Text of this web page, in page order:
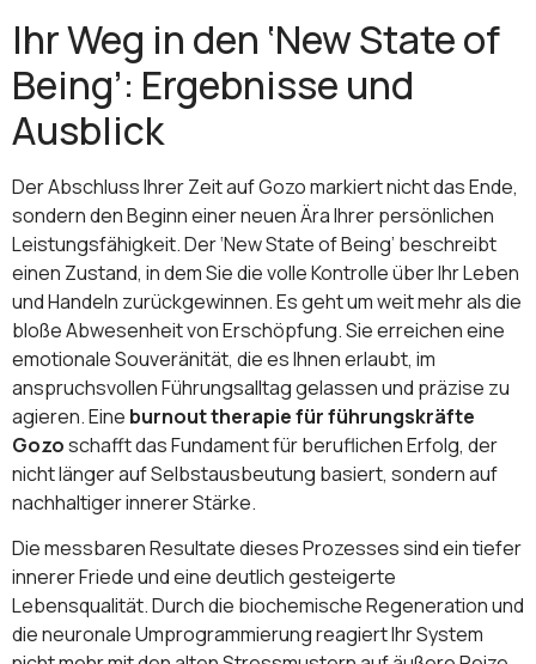
Ihr Weg in den ‘New State of
Being’: Ergebnisse und
Ausblick
Der Abschluss Ihrer Zeit auf Gozo markiert nicht das Ende,
sondern den Beginn einer neuen Ära Ihrer persönlichen
Leistungsfähigkeit. Der ‘New State of Being’ beschreibt
einen Zustand, in dem Sie die volle Kontrolle über Ihr Leben
und Handeln zurückgewinnen. Es geht um weit mehr als die
bloße Abwesenheit von Erschöpfung. Sie erreichen eine
emotionale Souveränität, die es Ihnen erlaubt, im
anspruchsvollen Führungsalltag gelassen und präzise zu
agieren. Eine burnout therapie für führungskräfte
Gozoschafft das Fundament für beruflichen Erfolg, der
nicht länger auf Selbstausbeutung basiert, sondern auf
nachhaltiger innerer Stärke.
Die messbaren Resultate dieses Prozesses sind ein tiefer
innerer Friede und eine deutlich gesteigerte
Lebensqualität. Durch die biochemische Regeneration und
die neuronale Umprogrammierung reagiert Ihr System